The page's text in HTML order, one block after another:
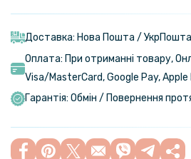
Ігрові напальчники S02 для
Доставка: Нова Пошта / УкрПошта
Оплата: При отриманні товару,
Visa/MasterСard, Google Pay,
Гарантія: Обмін / Повернення